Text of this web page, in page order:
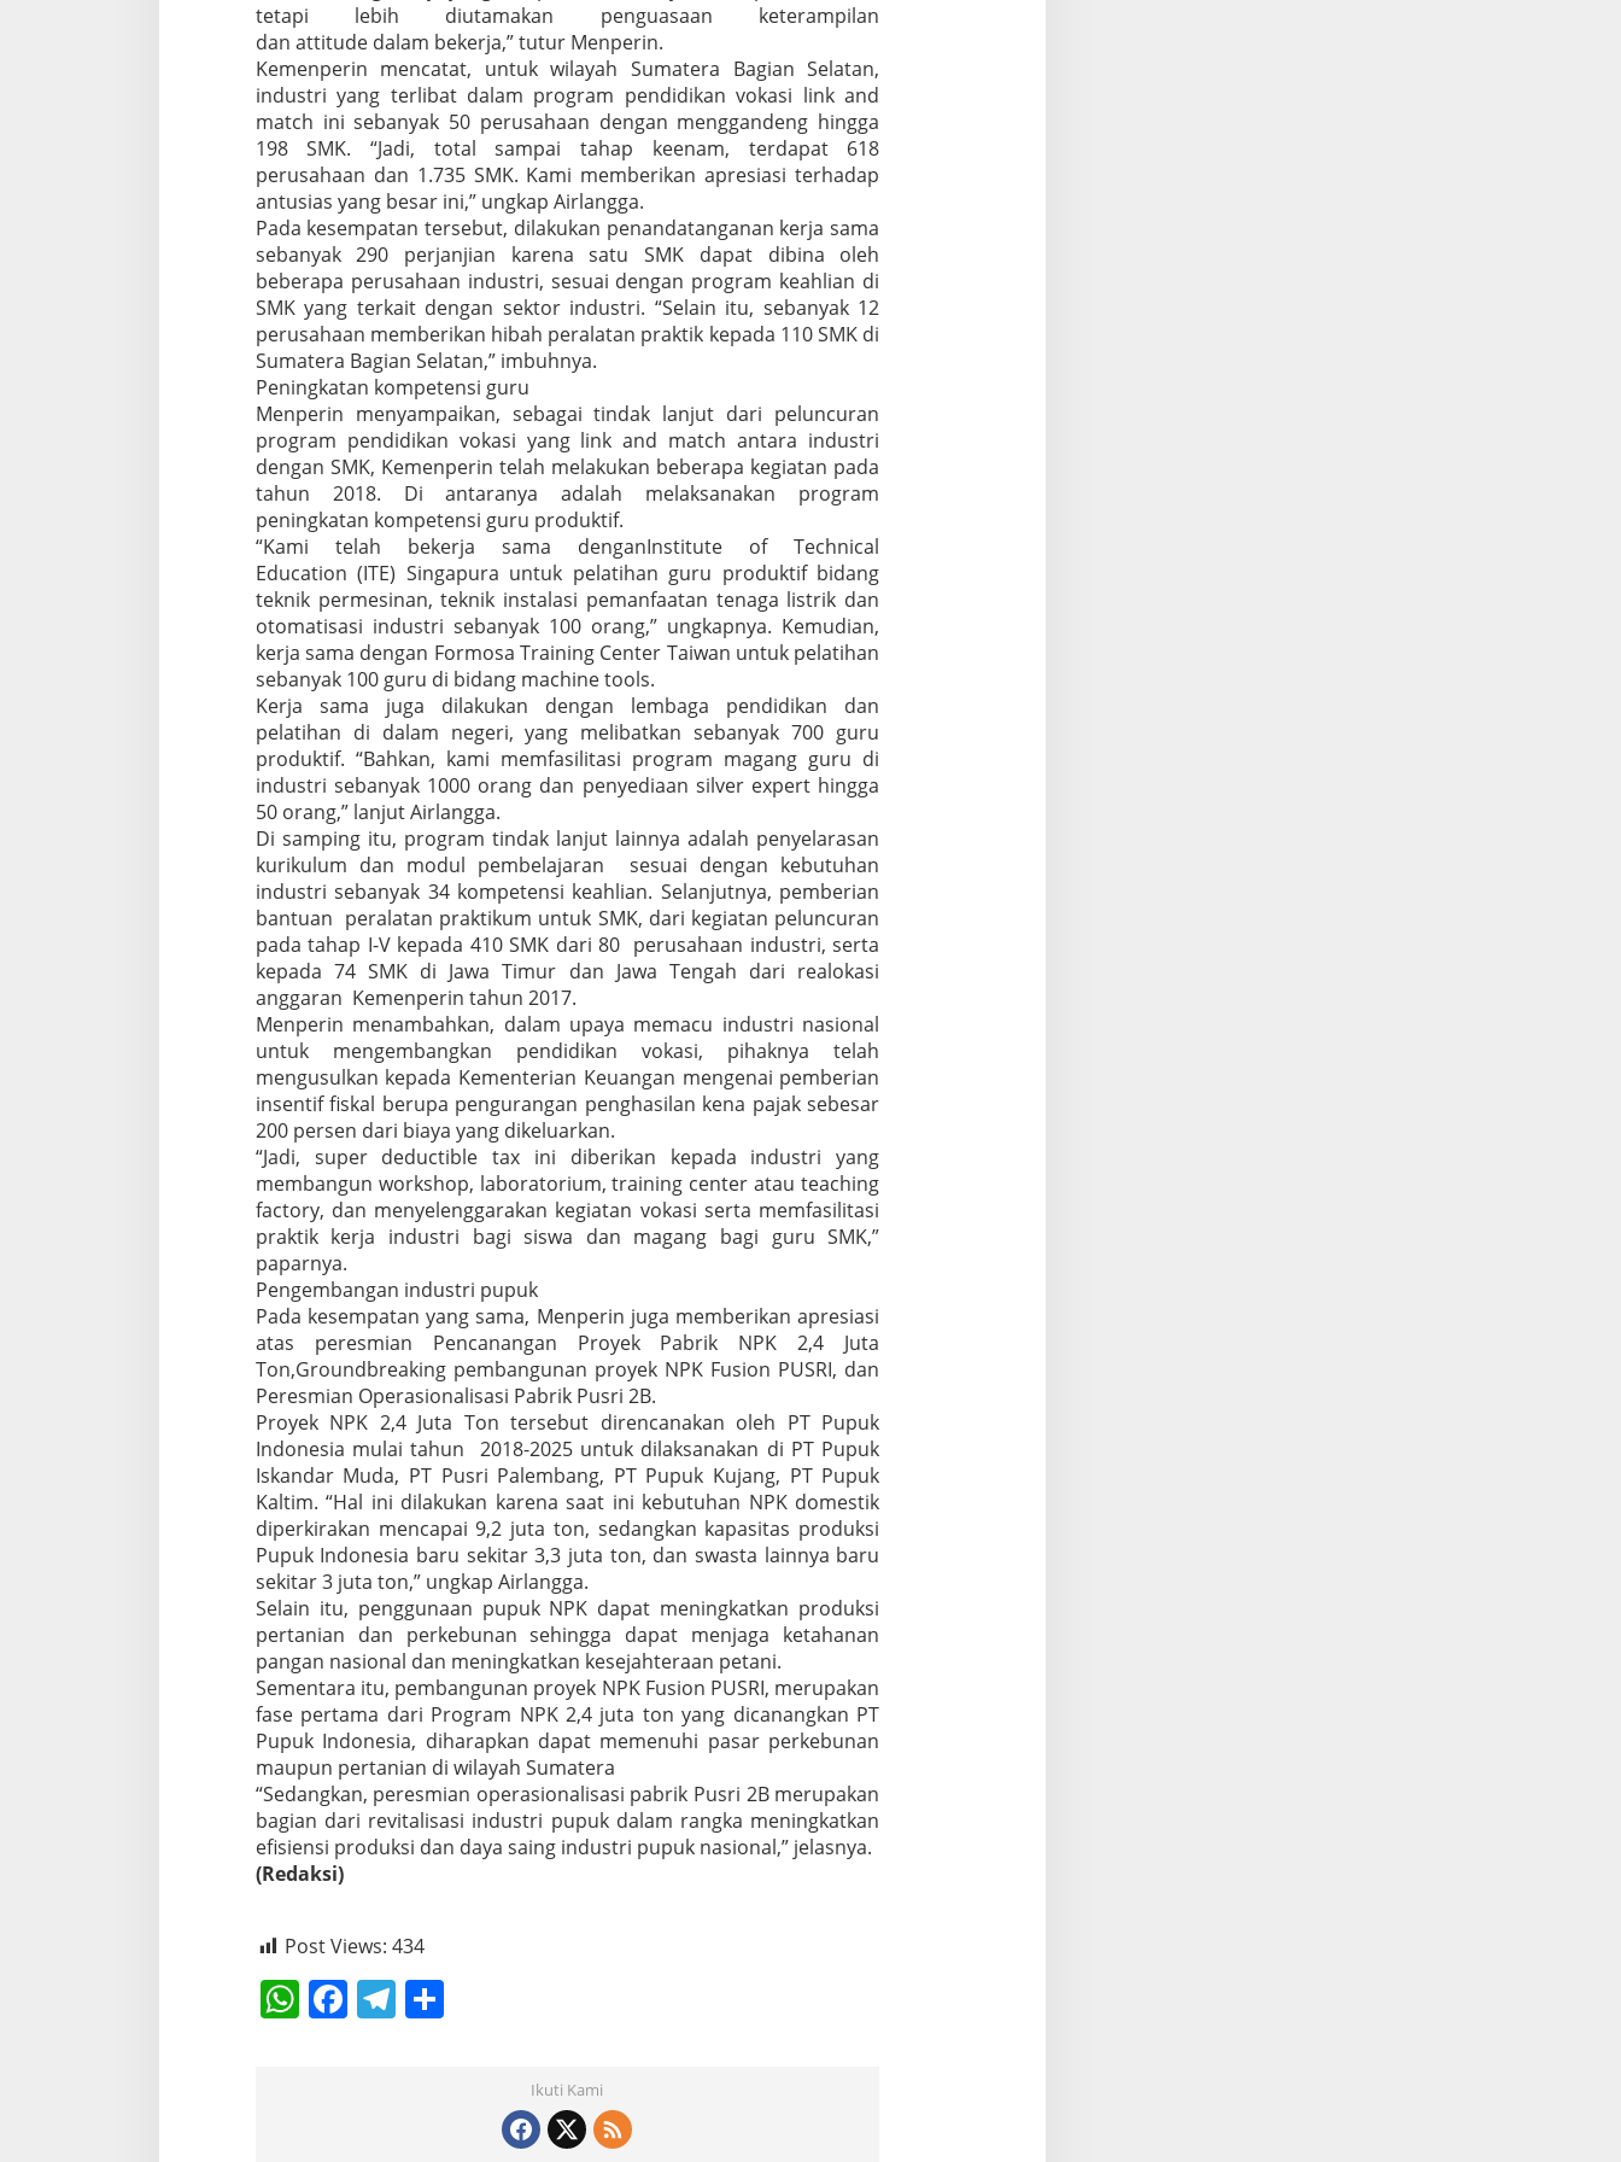
tetapi lebih diutamakan penguasaan keterampilan
dan attitude dalam bekerja,” tutur Menperin.
Kemenperin mencatat, untuk wilayah Sumatera Bagian Selatan,
industri yang terlibat dalam program pendidikan vokasi link and
match ini sebanyak 50 perusahaan dengan menggandeng hingga
198 SMK. “Jadi, total sampai tahap keenam, terdapat 618
perusahaan dan 1.735 SMK. Kami memberikan apresiasi terhadap
antusias yang besar ini,” ungkap Airlangga.
Pada kesempatan tersebut, dilakukan penandatanganan kerja sama
sebanyak 290 perjanjian karena satu SMK dapat dibina oleh
beberapa perusahaan industri, sesuai dengan program keahlian di
SMK yang terkait dengan sektor industri. “Selain itu, sebanyak 12
perusahaan memberikan hibah peralatan praktik kepada 110 SMK di
Sumatera Bagian Selatan,” imbuhnya.
Peningkatan kompetensi guru
Menperin menyampaikan, sebagai tindak lanjut dari peluncuran
program pendidikan vokasi yang link and match antara industri
dengan SMK, Kemenperin telah melakukan beberapa kegiatan pada
tahun 2018. Di antaranya adalah melaksanakan program
peningkatan kompetensi guru produktif.
“Kami telah bekerja sama denganInstitute of Technical
Education (ITE) Singapura untuk pelatihan guru produktif bidang
teknik permesinan, teknik instalasi pemanfaatan tenaga listrik dan
otomatisasi industri sebanyak 100 orang,” ungkapnya. Kemudian,
kerja sama dengan Formosa Training Center Taiwan untuk pelatihan
sebanyak 100 guru di bidang machine tools.
Kerja sama juga dilakukan dengan lembaga pendidikan dan
pelatihan di dalam negeri, yang melibatkan sebanyak 700 guru
produktif. “Bahkan, kami memfasilitasi program magang guru di
industri sebanyak 1000 orang dan penyediaan silver expert hingga
50 orang,” lanjut Airlangga.
Di samping itu, program tindak lanjut lainnya adalah penyelarasan
kurikulum dan modul pembelajaran sesuai dengan kebutuhan
industri sebanyak 34 kompetensi keahlian. Selanjutnya, pemberian
bantuan peralatan praktikum untuk SMK, dari kegiatan peluncuran
pada tahap I-V kepada 410 SMK dari 80 perusahaan industri, serta
kepada 74 SMK di Jawa Timur dan Jawa Tengah dari realokasi
anggaran Kemenperin tahun 2017.
Menperin menambahkan, dalam upaya memacu industri nasional
untuk mengembangkan pendidikan vokasi, pihaknya telah
mengusulkan kepada Kementerian Keuangan mengenai pemberian
insentif fiskal berupa pengurangan penghasilan kena pajak sebesar
200 persen dari biaya yang dikeluarkan.
“Jadi, super deductible tax ini diberikan kepada industri yang
membangun workshop, laboratorium, training center atau teaching
factory, dan menyelenggarakan kegiatan vokasi serta memfasilitasi
praktik kerja industri bagi siswa dan magang bagi guru SMK,”
paparnya.
Pengembangan industri pupuk
Pada kesempatan yang sama, Menperin juga memberikan apresiasi
atas peresmian Pencanangan Proyek Pabrik NPK 2,4 Juta
Ton,Groundbreaking pembangunan proyek NPK Fusion PUSRI, dan
Peresmian Operasionalisasi Pabrik Pusri 2B.
Proyek NPK 2,4 Juta Ton tersebut direncanakan oleh PT Pupuk
Indonesia mulai tahun 2018-2025 untuk dilaksanakan di PT Pupuk
Iskandar Muda, PT Pusri Palembang, PT Pupuk Kujang, PT Pupuk
Kaltim. “Hal ini dilakukan karena saat ini kebutuhan NPK domestik
diperkirakan mencapai 9,2 juta ton, sedangkan kapasitas produksi
Pupuk Indonesia baru sekitar 3,3 juta ton, dan swasta lainnya baru
sekitar 3 juta ton,” ungkap Airlangga.
Selain itu, penggunaan pupuk NPK dapat meningkatkan produksi
pertanian dan perkebunan sehingga dapat menjaga ketahanan
pangan nasional dan meningkatkan kesejahteraan petani.
Sementara itu, pembangunan proyek NPK Fusion PUSRI, merupakan
fase pertama dari Program NPK 2,4 juta ton yang dicanangkan PT
Pupuk Indonesia, diharapkan dapat memenuhi pasar perkebunan
maupun pertanian di wilayah Sumatera
“Sedangkan, peresmian operasionalisasi pabrik Pusri 2B merupakan
bagian dari revitalisasi industri pupuk dalam rangka meningkatkan
efisiensi produksi dan daya saing industri pupuk nasional,” jelasnya.
(Redaksi)
Post Views: 434
W F T S
Ikuti Kami